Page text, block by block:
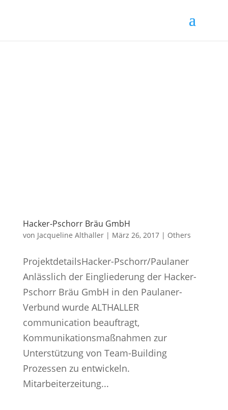
Hacker-Pschorr Bräu GmbH
von Jacqueline Althaller| März 26, 2017| Others
ProjektdetailsHacker-Pschorr/Paulaner
Anlässlich der Eingliederung der Hacker-
Pschorr Bräu GmbH in den Paulaner-
Verbund wurde ALTHALLER
communication beauftragt,
Kommunikationsmaßnahmen zur
Unterstützung von Team-Building
Prozessen zu entwickeln.
Mitarbeiterzeitung...